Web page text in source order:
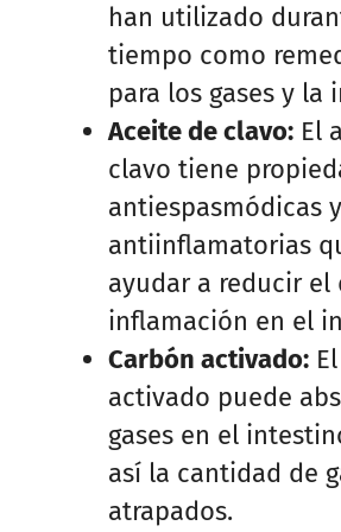
han utilizado
tiempo como
para los gases y la
Aceite de clavo: El
clavo tiene
antiespasmódicas y
antiinflamatorias
ayudar a reducir el
inflamación en el
Carbón activado:
activado puede
gases en el
así la cantidad de
atrapados.